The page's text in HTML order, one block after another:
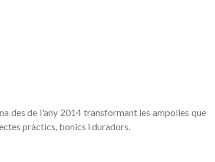
des de l'any 2014 transformant les ampolles que
pràctics, bonics i duradors.